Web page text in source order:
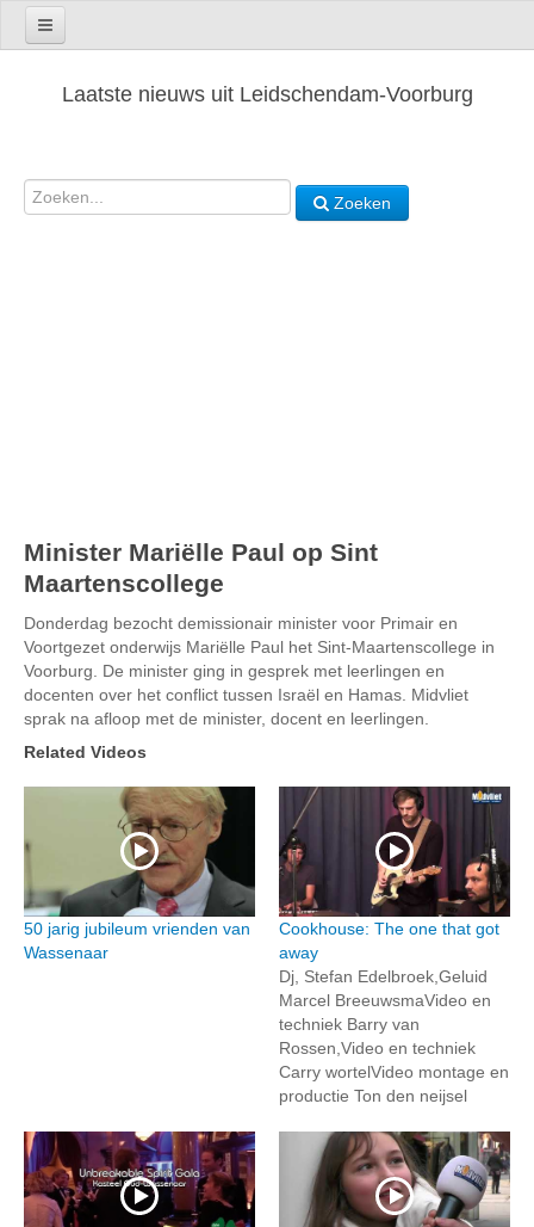
Laatste nieuws uit Leidschendam-Voorburg
Zoeken
Minister Mariëlle Paul op Sint
Maartenscollege
Donderdag bezocht demissionair minister voor Primair en
Voortgezet onderwijs Mariëlle Paul het Sint-Maartenscollege in
Voorburg. De minister ging in gesprek met leerlingen en
docenten over het conflict tussen Israël en Hamas. Midvliet
sprak na afloop met de minister, docent en leerlingen.
Related Videos
50 jarig jubileum vrienden van
Wassenaar
Cookhouse: The one that got
away
Dj, Stefan Edelbroek,Geluid
Marcel BreeuwsmaVideo en
techniek Barry van
Rossen,Video en techniek
Carry wortelVideo montage en
productie Ton den neijsel